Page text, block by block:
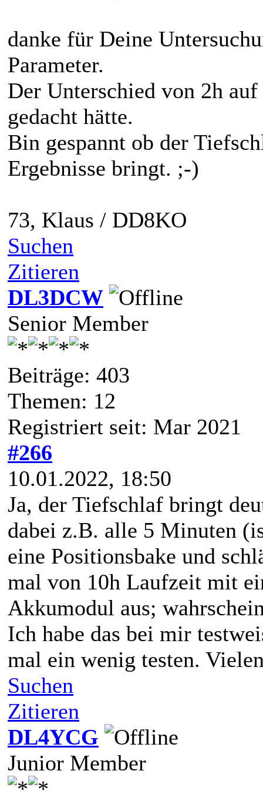
danke für Deine
Parameter.
Der Unterschied von 2h
gedacht hätte.
Bin gespannt ob der
Ergebnisse bringt. ;-)
73, Klaus / DD8KO
Suchen
Zitieren
DL3DCW
Senior Member
Beiträge: 403
Themen: 12
Registriert seit: Mar 2021
#266
10.01.2022, 18:50
Ja, der Tiefschlaf bringt
dabei z.B. alle 5 Minuten
eine Positionsbake und
mal von 10h Laufzeit mit
Akkumodul aus;
Ich habe das bei mir
mal ein wenig testen.
Suchen
Zitieren
DL4YCG
Junior Member